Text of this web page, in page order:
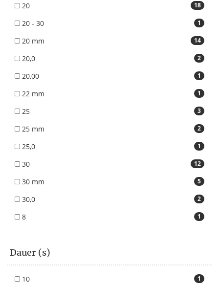
18
20
1
20 - 30
14
20 mm
2
20,0
1
20,00
1
22 mm
3
25
2
25 mm
1
25,0
12
30
5
30 mm
2
30,0
1
8
Dauer (s)
1
10